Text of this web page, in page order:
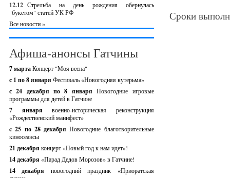
12.12 Стрельба на день рождения обернулась
"букетом" статей УК РФ
Все новости »
Афиша-анонсы Гатчины
7 мартаКонцерт "Моя весна"
с 1 по 8 января Фестиваль «Новогодняя кутерьма»
с 24 декабря по 8 январяНовогодние игровые
программы для детей в Гатчине
7 январявоенно-историческая реконструкция
«Рождественский манифест»
c 25 по 28 декабряНовогодние благотворительные
киносеансы
21 декабря концерт «Новый год к нам идет»!
14 декабря «Парад Дедов Морозов» в Гатчине!
14 декабря новогодний праздник «Приоратская
Сроки